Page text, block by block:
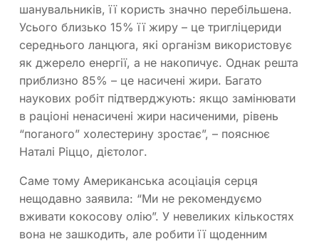
шанувальників, її користь значно перебільшена.
Усього близько 15% її жиру – це тригліцериди
середнього ланцюга, які організм використовує
як джерело енергії, а не накопичує. Однак решта
приблизно 85% – це насичені жири. Багато
наукових робіт підтверджують: якщо замінювати
в раціоні ненасичені жири насиченими, рівень
“поганого” холестерину зростає”, – пояснює
Наталі Ріццо, дієтолог.
Саме тому Американська асоціація серця
нещодавно заявила: “Ми не рекомендуємо
вживати кокосову олію”. У невеликих кількостях
вона не зашкодить, але робити її щоденним